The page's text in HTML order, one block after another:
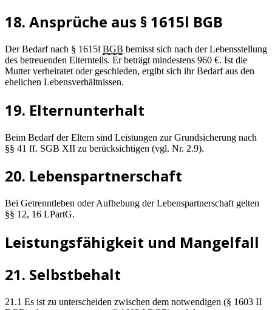
18. Ansprüche aus § 1615l BGB
Der Bedarf nach § 1615l BGB bemisst sich nach der Lebensstellung
des betreuenden Elternteils. Er beträgt mindestens 960 €. Ist die
Mutter verheiratet oder geschieden, ergibt sich ihr Bedarf aus den
ehelichen Lebensverhältnissen.
19. Elternunterhalt
Beim Bedarf der Eltern sind Leistungen zur Grundsicherung nach
§§ 41 ff. SGB XII zu berücksichtigen (vgl. Nr. 2.9).
20. Lebenspartnerschaft
Bei Getrenntleben oder Aufhebung der Lebenspartnerschaft gelten
§§ 12, 16 LPartG.
Leistungsfähigkeit und Mangelfall
21. Selbstbehalt
21.1 Es ist zu unterscheiden zwischen dem notwendigen (§ 1603 II